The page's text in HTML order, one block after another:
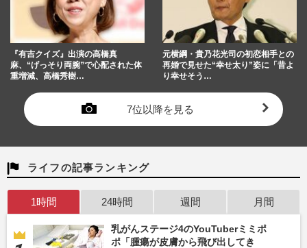
『有吉クイズ』出演の高橋真
麻、“げっそり両腕”で心配された体
重増減、高橋秀樹…
元横綱・貴乃花光司の初恋相手との
再婚で見せた“幸せ太り”姿に「昔よ
り幸せそう…
7位以降を見る
ライフの記事ランキング
1時間 24時間 週間 月間
乳がんステージ4のYouTuberミミポ
ポ「腫瘍が皮膚から飛び出してき